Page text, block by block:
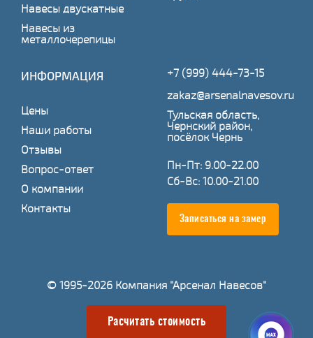
Навесы двускатные
Навесы из
металлочерепицы
ИНФОРМАЦИЯ
Цены
Наши работы
Отзывы
Вопрос-ответ
О компании
Контакты
+7 (999) 444-73-15
zakaz@arsenalnavesov.ru
Тульская область,
Чернский район,
посёлок Чернь
Пн-Пт: 9.00-22.00
Сб-Вс: 10.00-21.00
Записаться на замер
© 1995-2026 Компания "Арсенал Навесов"
Расчитать стоимость